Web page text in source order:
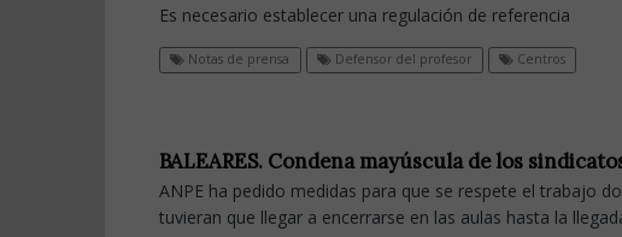
Es necesario establecer una regulación de referencia
Notas de prensa Defensor del profesor Centros
BALEARES. Condena mayúscula de los
ANPE ha pedido medidas para que se respete el trabajo
tuvieran que llegar a encerrarse en las aulas hasta la